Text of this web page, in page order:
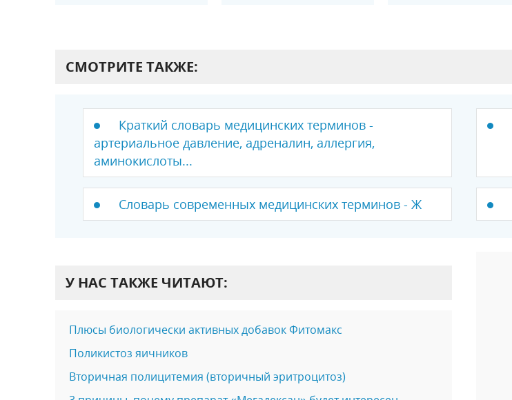
СМОТРИТЕ ТАКЖЕ:
Краткий словарь медицинских терминов -
артериальное давление, адреналин, аллергия,
аминокислоты...
Словарь современных медицинских терминов - Ж
У НАС ТАКЖЕ ЧИТАЮТ:
Плюсы биологически активных добавок Фитомакс
Поликистоз яичников
Вторичная полицитемия (вторичный эритроцитоз)